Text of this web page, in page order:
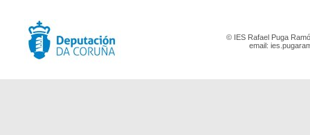
© IES Rafael Puga
email: